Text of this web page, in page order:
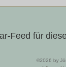
Feed für
©2026 by